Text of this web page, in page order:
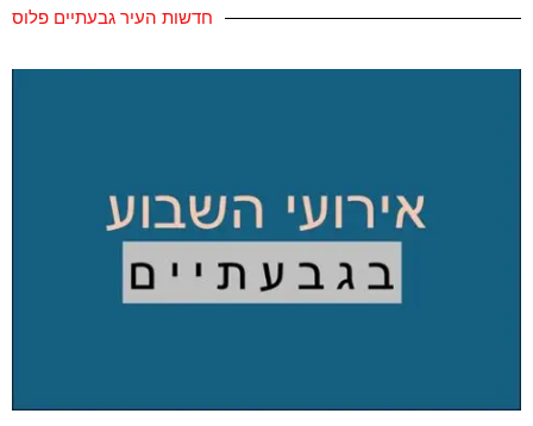
חדשות העיר גבעתיים פלוס